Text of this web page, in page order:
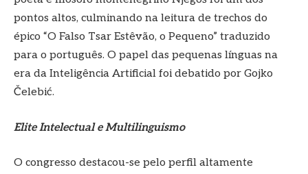
pontos altos, culminando na leitura de trechos do
épico “O Falso Tsar Estêvão, o Pequeno” traduzido
para o português. O papel das pequenas línguas na
era da Inteligência Artificial foi debatido por Gojko
Čelebić.
Elite Intelectual e Multilinguismo
O congresso destacou-se pelo perfil altamente